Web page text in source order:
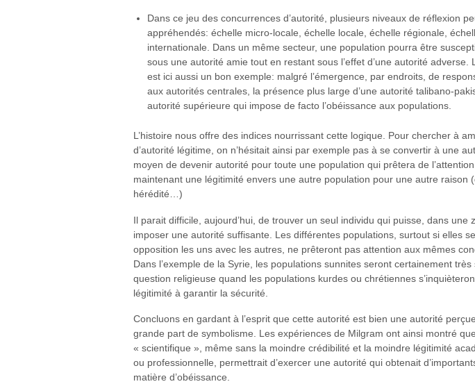
Dans ce jeu des concurrences d’autorité, plusieurs niveaux de réflexion
appréhendés: échelle micro-locale, échelle locale, échelle régionale,
internationale. Dans un même secteur, une population pourra être
sous une autorité amie tout en restant sous l’effet d’une autorité adverse.
est ici aussi un bon exemple: malgré l’émergence, par endroits, de
aux autorités centrales, la présence plus large d’une autorité talibano-
autorité supérieure qui impose de facto l’obéissance aux populations.
L’histoire nous offre des indices nourrissant cette logique. Pour chercher à
d’autorité légitime, on n’hésitait ainsi par exemple pas à se convertir à une
moyen de devenir autorité pour toute une population qui prêtera de
maintenant une légitimité envers une autre population pour une autre raison
hérédité…)
Il parait difficile, aujourd’hui, de trouver un seul individu qui puisse, dans une
imposer une autorité suffisante. Les différentes populations, surtout si elles
opposition les uns avec les autres, ne prêteront pas attention aux mêmes
Dans l’exemple de la Syrie, les populations sunnites seront certainement très
question religieuse quand les populations kurdes ou chrétiennes
légitimité à garantir la sécurité.
Concluons en gardant à l’esprit que cette autorité est bien une autorité
grande part de symbolisme. Les expériences de Milgram ont ainsi montré
« scientifique », même sans la moindre crédibilité et la moindre légitimité
ou professionnelle, permettrait d’exercer une autorité qui obtenait
matière d’obéissance.